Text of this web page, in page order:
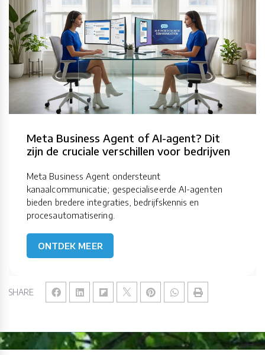
SHARE
Meta Business Agent of AI-agent? Dit
zijn de cruciale verschillen voor bedrijven
Meta Business Agent ondersteunt
kanaalcommunicatie; gespecialiseerde AI-agenten
bieden bredere integraties, bedrijfskennis en
procesautomatisering.
ONTDEK MEER